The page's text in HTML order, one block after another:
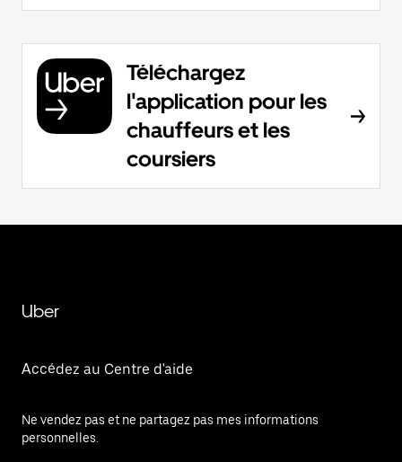
Téléchargez
l'application pour les
chauffeurs et les
coursiers
Uber
Accédez au Centre d'aide
Ne vendez pas et ne partagez pas mes informations
personnelles.